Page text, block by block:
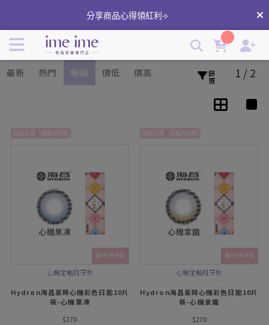
眼鏡專賣店 | imeime 隱形眼鏡美瞳店
分享商品心得領紅利⟢
最新 熱門 暢銷 價低 價高 篩選 1 / 2
滿4件享折扣
心機定軸月牙款
Hydron海昌星眸心機彩色日拋10片
裝-心機果凍
$270
滿4件享折扣
心機定軸月牙款
Hydron海昌星眸心機彩色日拋10片
裝-心機拿鐵
$270